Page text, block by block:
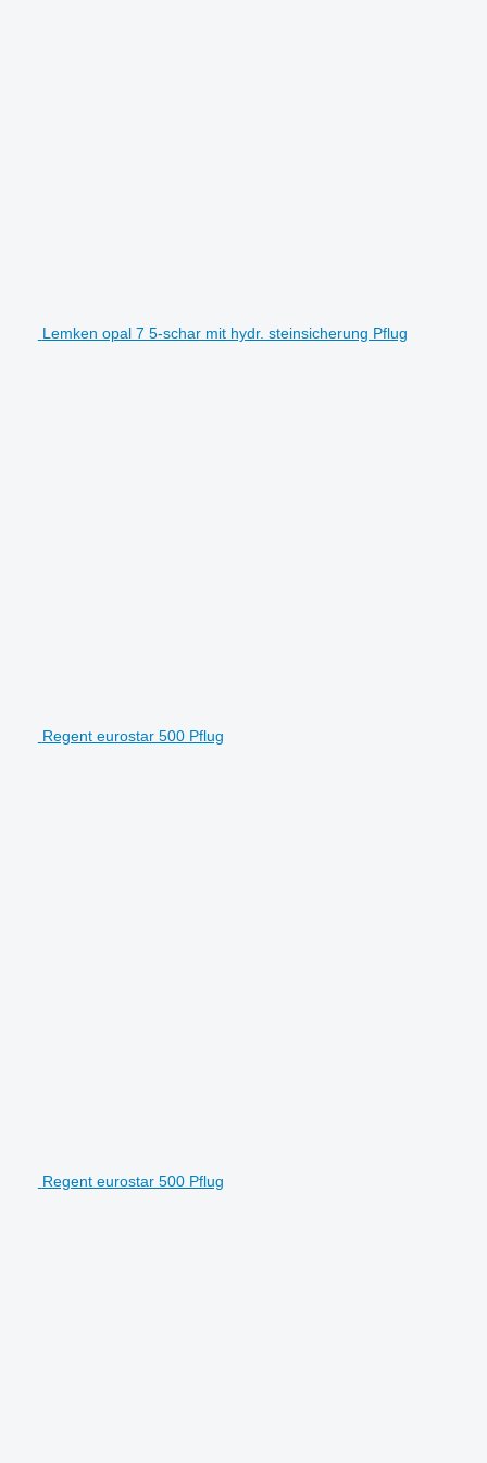
Lemken opal 7 5-schar mit hydr. steinsicherung Pflug
Regent eurostar 500 Pflug
Regent eurostar 500 Pflug